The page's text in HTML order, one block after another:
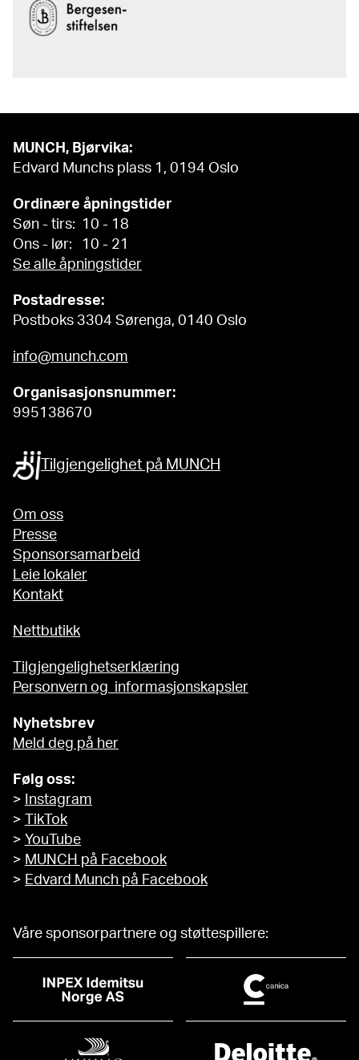
MUNCH, Bjørvika:
Edvard Munchs plass 1, 0194 Oslo
Ordinære åpningstider
Søn - tirs: 10 - 18
Ons - lør: 10 - 21
Se alle åpningstider
Postadresse:
Postboks 3304 Sørenga, 0140 Oslo
info@munch.com
Organisasjonsnummer:
995138670
Tilgjengelighet på MUNCH
Om oss
Presse
Sponsorsamarbeid
Leie lokaler
Kontakt
Nettbutikk
Tilgjengelighetserklæring
Personvern og informasjonskapsler
Nyhetsbrev
Meld deg på her
Følg oss:
>
Instagram
>
TikTok
> YouTube
> MUNCH på Facebook
> Edvard Munch på Facebook
Våre sponsorpartnere og støttespillere: